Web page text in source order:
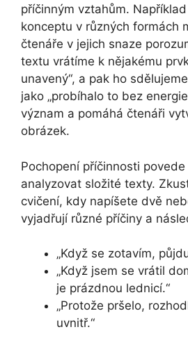
příčinným vztahům.
konceptu v různých formách
čtenáře v jejich snaze
textu vrátíme k nějakému
unavený“, a pak ho
jako „probíhalo to bez
význam a pomáhá čtenáři
obrázek.
Pochopení příčinnosti
analyzovat složité texty.
cvičení, kdy napíšete dvě
vyjadřují různé příčiny a
„Když se zotavím,
„Když jsem se vrátil
je prázdnou lednicí.“
„Protože pršelo,
uvnitř.“